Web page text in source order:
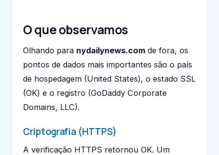
O que observamos
Olhando para nydailynews.com de fora, os
pontos de dados mais importantes são o país
de hospedagem (United States), o estado SSL
(OK) e o registro (GoDaddy Corporate
Domains, LLC).
Criptografia (HTTPS)
A verificação HTTPS retornou OK. Um